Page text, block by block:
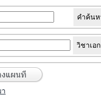
คำค้นห
วิชาเอก